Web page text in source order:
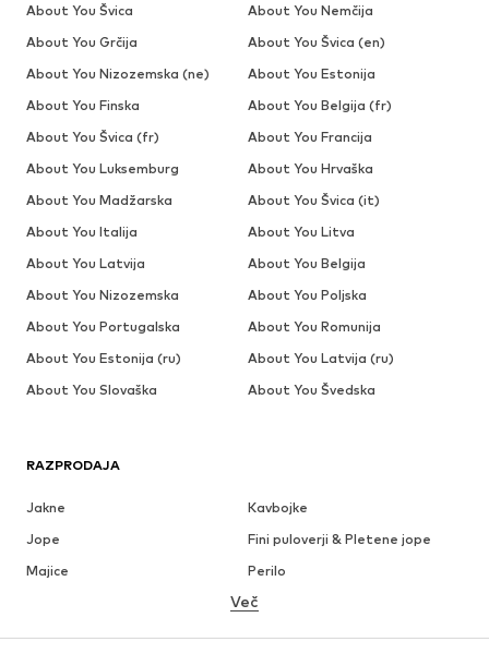
RAZPRODAJA
Jakne
Kavbojke
Jope
Fini puloverji & Pletene jope
Majice
Perilo
Srajce
Več
About You Švica
About You Nemčija
About You Grčija
About You Švica (en)
About You Nizozemska (ne)
About You Estonija
About You Finska
About You Belgija (fr)
About You Švica (fr)
About You Francija
About You Luksemburg
About You Hrvaška
About You Madžarska
About You Švica (it)
About You Italija
About You Litva
About You Latvija
About You Belgija
About You Nizozemska
About You Poljska
About You Portugalska
About You Romunija
About You Estonija (ru)
About You Latvija (ru)
About You Slovaška
About You Švedska